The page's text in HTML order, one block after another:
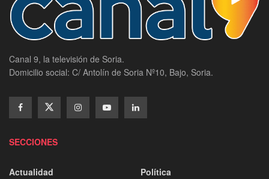
Canal 9, la televisión de Soria.
Domicilio social: C/ Antolín de Soria Nº10, Bajo, Soria.
SECCIONES
Actualidad
Política